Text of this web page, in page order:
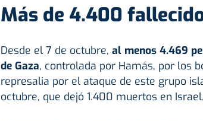
Más de 4.400
Desde el 7 de octubre, al menos 4.469
de Gaza, controlada por Hamás, por los
represalia por el ataque de este grupo
octubre, que dejó 1.400 muertos en Israel.